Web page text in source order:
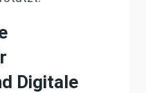
Digitale